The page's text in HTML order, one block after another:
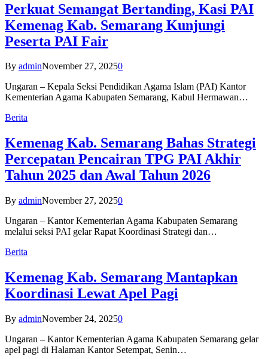
Perkuat Semangat Bertanding, Kasi PAI
Kemenag Kab. Semarang Kunjungi
Peserta PAI Fair
By adminNovember 27, 20250
Ungaran – Kepala Seksi Pendidikan Agama Islam (PAI) Kantor
Kementerian Agama Kabupaten Semarang, Kabul Hermawan…
Berita
Kemenag Kab. Semarang Bahas Strategi
Percepatan Pencairan TPG PAI Akhir
Tahun 2025 dan Awal Tahun 2026
By adminNovember 27, 20250
Ungaran – Kantor Kementerian Agama Kabupaten Semarang
melalui seksi PAI gelar Rapat Koordinasi Strategi dan…
Berita
Kemenag Kab. Semarang Mantapkan
Koordinasi Lewat Apel Pagi
By adminNovember 24, 20250
Ungaran – Kantor Kementerian Agama Kabupaten Semarang gelar
apel pagi di Halaman Kantor Setempat, Senin…